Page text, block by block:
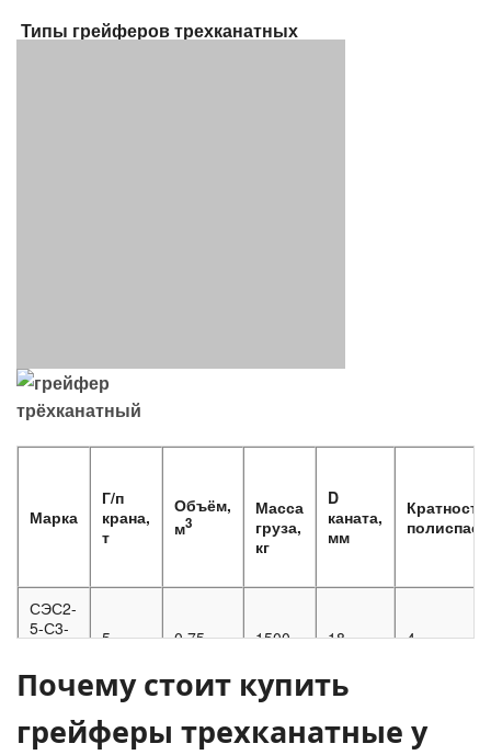
Типы грейферов трехканатных
Марка
Г/п
крана,
т
Объём,
м3
Масса
груза,
кг
D
каната,
мм
Кратность
СЭС2-
5-С3-
5 0,75 1500 18 4
5-Т2-
3к-
5 0,75 2140 18 4
Почему стоит купить
грейферы трехканатные у